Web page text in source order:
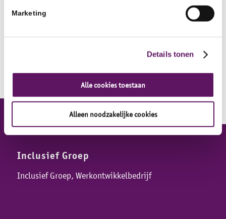
Marketing
Details tonen
Alle cookies toestaan
Alleen noodzakelijke cookies
Groep te allen tijde en met onmiddellijke ingang te
Inclusief Groep
Inclusief Groep, Werkontwikkelbedrijf